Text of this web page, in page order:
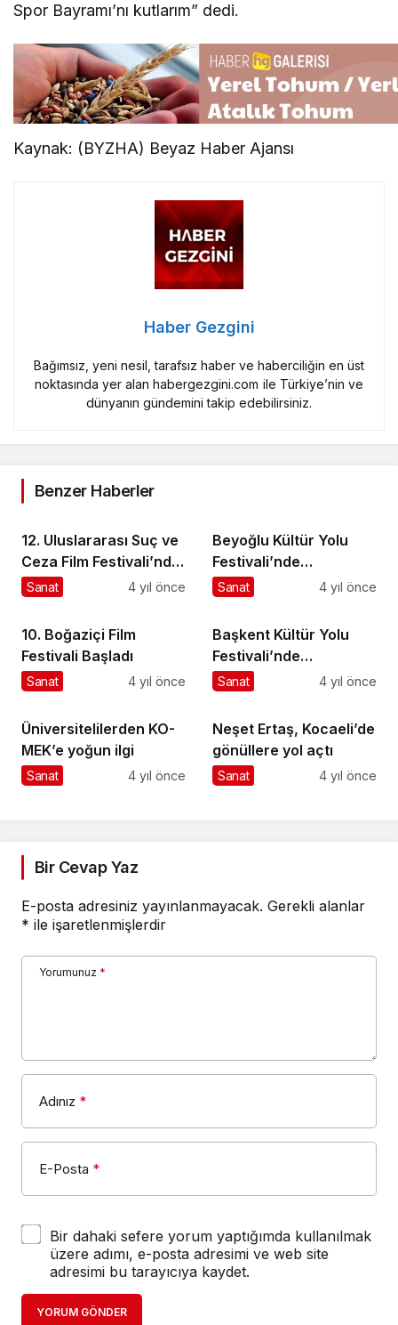
Spor Bayramı’nı kutlarım” dedi.
Kaynak: (BYZHA) Beyaz Haber Ajansı
Haber Gezgini
Bağımsız, yeni nesil, tarafsız haber ve haberciliğin en üst
noktasında yer alan habergezgini.com ile Türkiye’nin ve
dünyanın gündemini takip edebilirsiniz.
Benzer Haberler
12. Uluslararası Suç ve
Ceza Film Festivali’nde
ödüller sahiplerini
Sanat 4 yıl önce
Beyoğlu Kültür Yolu
Festivali’nde
“Cumhuriyet’in 100.
tanıtıldı
Sanat 4 yıl önce
10. Boğaziçi Film
Festivali Başladı
Sanat 4 yıl önce
Başkent Kültür Yolu
Festivali’nde
Ankaralılar Geleneksel
Buluşuyor
Sanat 4 yıl önce
Üniversitelilerden KO-
MEK’e yoğun ilgi
Sanat 4 yıl önce
Neşet Ertaş, Kocaeli’de
gönüllere yol açtı
Sanat 4 yıl önce
Bir Cevap Yaz
E-posta adresiniz yayınlanmayacak. Gerekli alanlar
* ile işaretlenmişlerdir
Yorumunuz *
Adınız *
E-Posta *
Bir dahaki sefere yorum yaptığımda kullanılmak
üzere adımı, e-posta adresimi ve web site
adresimi bu tarayıcıya kaydet.
YORUM GÖNDER